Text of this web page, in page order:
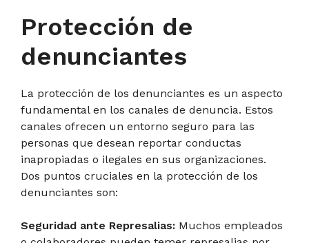
Protección de
denunciantes
La protección de los denunciantes es un aspecto
fundamental en los canales de denuncia. Estos
canales ofrecen un entorno seguro para las
personas que desean reportar conductas
inapropiadas o ilegales en sus organizaciones.
Dos puntos cruciales en la protección de los
denunciantes son:
Seguridad ante Represalias: Muchos empleados